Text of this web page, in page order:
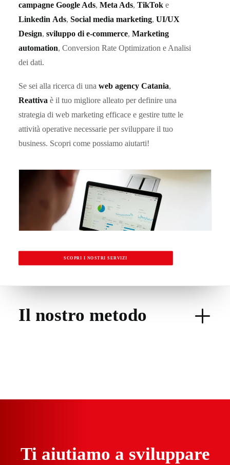
campagne Google Ads, Meta Ads, TikTok e
Linkedin Ads, Social media marketing, UI/UX
Design, sviluppo di e-commerce, Marketing
automation, Conversion Rate Optimization e Analisi
dei dati.
Se sei alla ricerca di una web agency Catania,
Reattiva è il tuo migliore alleato per definire una
strategia di web marketing efficace e gestire tutte le
attività operative necessarie per sviluppare il tuo
business. Scopri come possiamo aiutarti!
SCOPRI I NOSTRI SERVIZI
Il nostro metodo
Ti aiutiamo a sviluppare